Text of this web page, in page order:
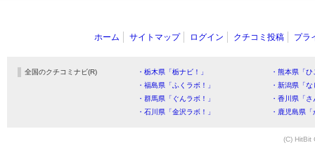
ホーム サイトマップ ログイン クチコミ投稿 プラ
全国のクチコミナビ(R) ・栃木県「栃ナビ！」
・熊本県「
・福島県「ふくラボ！」
・新潟県「
・群馬県「ぐんラボ！」
・香川県「
・石川県「金沢ラボ！」
・鹿児島県
(C) HitBit